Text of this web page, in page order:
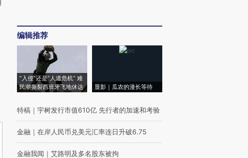
编辑推荐
“入侵”还是“人道危机” 难
民潮撕裂西班牙飞地休达
显影｜瓜农的漫长等待
特稿 ｜ 宇树发行市值610亿 先行者的加速和考验
金融 ｜ 在岸人民币兑美元汇率连日升破6.75
金融我闻 ｜ 艾路明及多名股东被拘